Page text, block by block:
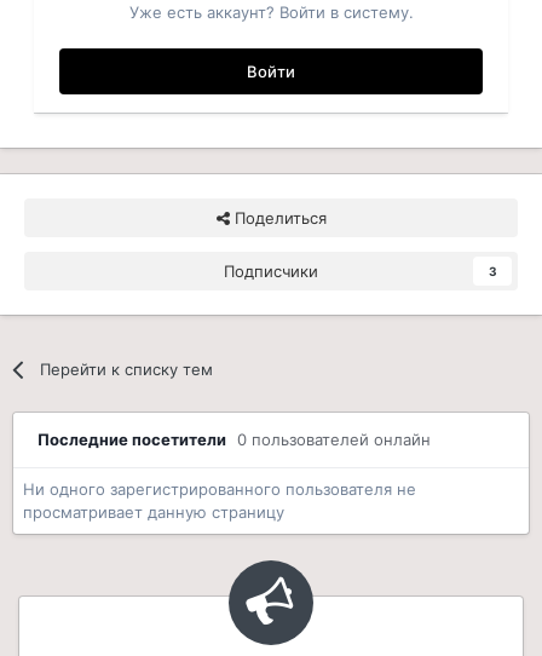
Уже есть аккаунт? Войти в систему.
Войти
Поделиться
Подписчики 3
Перейти к списку тем
Последние посетители 0 пользователей онлайн
Ни одного зарегистрированного пользователя не
просматривает данную страницу